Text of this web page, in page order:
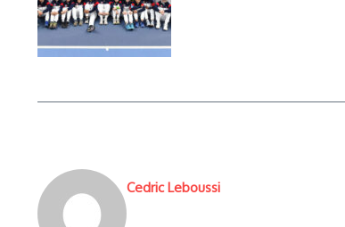
Cedric Leboussi